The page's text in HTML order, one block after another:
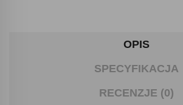
OPIS
SPECYFIKACJA
RECENZJE (0)